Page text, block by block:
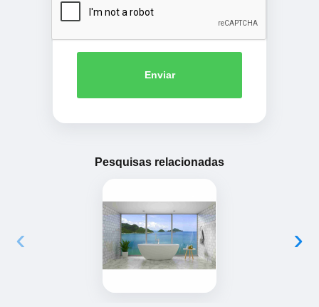
Enviar
Pesquisas relacionadas
‹ ›